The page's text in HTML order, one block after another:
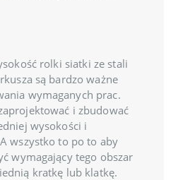
rolki siatki ze stali
są bardzo ważne
wymaganych prac.
i zbudować
wysokości i
wszystko to po to aby
wymagający tego obszar
kratkę lub klatkę.